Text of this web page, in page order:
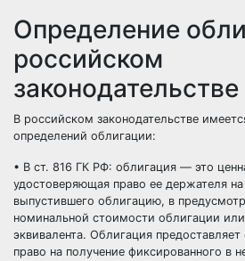
Определение
российском
законодательстве
В российском законодательстве
определений облигации:
• В ст. 816 ГК РФ: облигация — это
удостоверяющая право ее держателя
выпустившего облигацию, в
номинальной стоимости облигации
эквивалента. Облигация
право на получение фиксированного в